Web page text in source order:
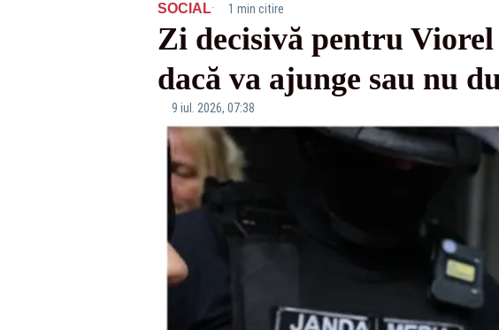
SOCIAL· 1 min citire
Zi decisivă pentru Viorel
dacă va ajunge sau nu
9 iul. 2026, 07:38